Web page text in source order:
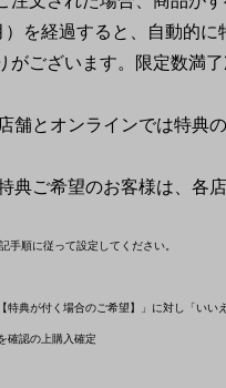
）を経過すると、自動的に
がございます。限定数満
舗とオンラインでは特典
典ご希望のお客様は、各
手順に従って設定してください。
特典が付く場合のご希望】」に対し「いい
確認の上購入確定